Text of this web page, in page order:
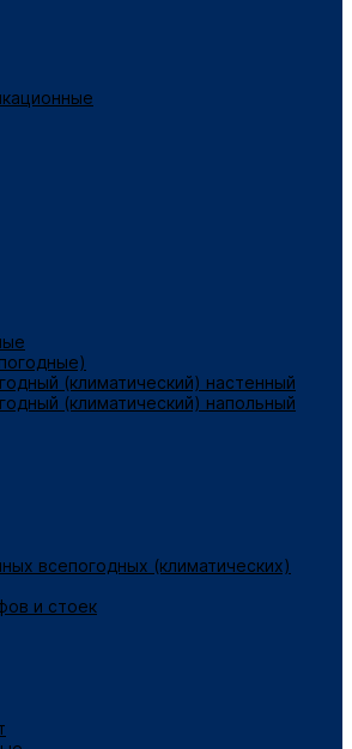
(климатический) настенный
(климатический) напольный
всепогодных (климатических)
и стоек